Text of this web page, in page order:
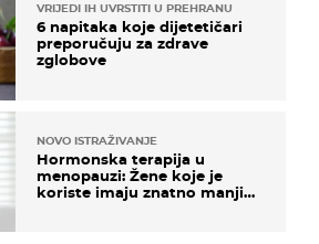
VRIJEDI IH UVRSTITI U PREHRANU
6 napitaka koje dijetetičari
preporučuju za zdrave
zglobove
NOVO ISTRAŽIVANJE
Hormonska terapija u
menopauzi: Žene koje je
koriste imaju znatno manji